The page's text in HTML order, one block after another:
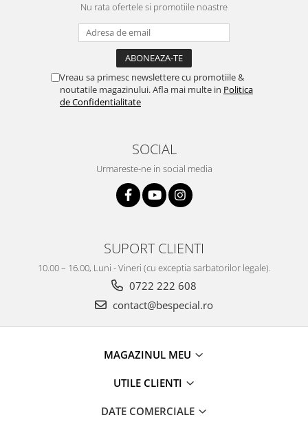
Nu rata ofertele si promotiile noastre
Vreau sa primesc newslettere cu promotiile &
noutatile magazinului. Afla mai multe in Politica
de Confidentialitate
SOCIAL
Urmareste-ne in social media
SUPORT CLIENTI
10.00 – 16.00, Luni - Vineri (cu exceptia sarbatorilor legale).
0722 222 608
contact@bespecial.ro
MAGAZINUL MEU
UTILE CLIENTI
DATE COMERCIALE